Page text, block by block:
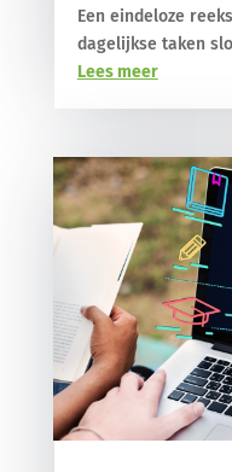
Een eindeloze
dagelijkse taken
Lees meer